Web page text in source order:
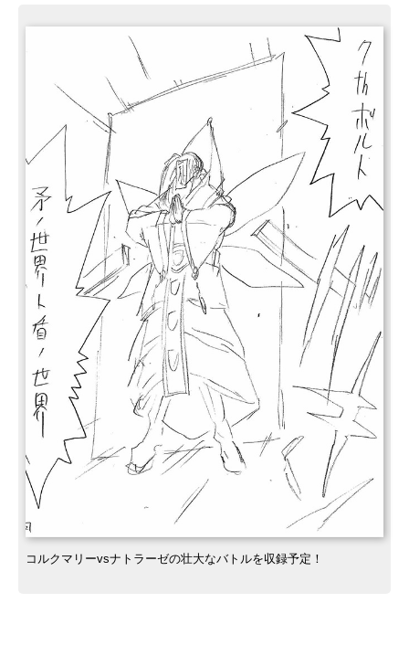
コルクマリーvsナトラーゼの壮大なバトルを収録予定！